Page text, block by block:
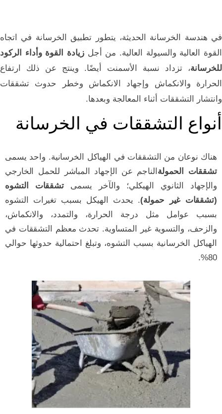
في هندسة الخرسانة الحديثة، يتطور تطبيق الخرسانة في اتجاه
القوة العالية والسيولة العالية. من أجل زيادة القوة وأداء الركود
للخرسانة، تزداد نسبة الأسمنت أيضًا. وينتج عن ذلك ارتفاع
الحرارة والانكماش وإجهاد الانكماش وخطر حدوث تشققات
وانتشار التشققات أثناء المعالجة وبعدها.
أنواع التشققات في الخرسانة
هناك نوعان من التشققات في الهياكل الخرسانية. واحد يسمى
تشققات الحمولة الناجم عن الإجهاد المباشر للحمل الخارجي
والإجهاد الثانوي الهيكلي؛ والآخر يسمى تشققات التشوه
(تشققات غير حمولة). يحدث الهيكل بسبب تغيرات التشوه
بسبب عوامل مثل درجة الحرارة، والتمدد، والانكماش،
والزحف، والتسوية غير المتساوية. تحدث معظم التشققات في
الهياكل الخرسانية بسبب التشوه، وتبلغ احتمالية حدوثها حوالي
80%.